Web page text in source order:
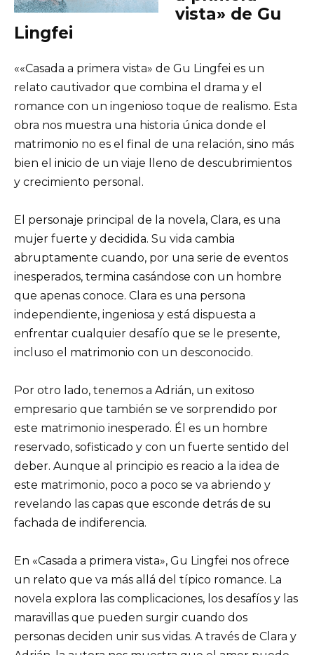
vista» de Gu
Lingfei
««Casada a primera vista» de Gu Lingfei es un
relato cautivador que combina el drama y el
romance con un ingenioso toque de realismo. Esta
obra nos muestra una historia única donde el
matrimonio no es el final de una relación, sino más
bien el inicio de un viaje lleno de descubrimientos
y crecimiento personal.
El personaje principal de la novela, Clara, es una
mujer fuerte y decidida. Su vida cambia
abruptamente cuando, por una serie de eventos
inesperados, termina casándose con un hombre
que apenas conoce. Clara es una persona
independiente, ingeniosa y está dispuesta a
enfrentar cualquier desafío que se le presente,
incluso el matrimonio con un desconocido.
Por otro lado, tenemos a Adrián, un exitoso
empresario que también se ve sorprendido por
este matrimonio inesperado. Él es un hombre
reservado, sofisticado y con un fuerte sentido del
deber. Aunque al principio es reacio a la idea de
este matrimonio, poco a poco se va abriendo y
revelando las capas que esconde detrás de su
fachada de indiferencia.
En «Casada a primera vista», Gu Lingfei nos ofrece
un relato que va más allá del típico romance. La
novela explora las complicaciones, los desafíos y las
maravillas que pueden surgir cuando dos
personas deciden unir sus vidas. A través de Clara y